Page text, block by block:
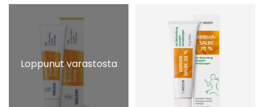
Loppunut varastosta